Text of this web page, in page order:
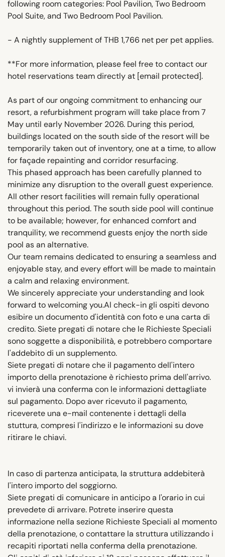
following room categories: Pool Pavilion, Two Bedroom
Pool Suite, and Two Bedroom Pool Pavilion.
- A nightly supplement of THB 1,766 net per pet applies.
**For more information, please feel free to contact our
hotel reservations team directly at [email protected].
As part of our ongoing commitment to enhancing our
resort, a refurbishment program will take place from 7
May until early November 2026. During this period,
buildings located on the south side of the resort will be
temporarily taken out of inventory, one at a time, to allow
for façade repainting and corridor resurfacing.
This phased approach has been carefully planned to
minimize any disruption to the overall guest experience.
All other resort facilities will remain fully operational
throughout this period. The south side pool will continue
to be available; however, for enhanced comfort and
tranquility, we recommend guests enjoy the north side
pool as an alternative.
Our team remains dedicated to ensuring a seamless and
enjoyable stay, and every effort will be made to maintain
a calm and relaxing environment.
We sincerely appreciate your understanding and look
forward to welcoming you.Al check-in gli ospiti devono
esibire un documento d'identità con foto e una carta di
credito. Siete pregati di notare che le Richieste Speciali
sono soggette a disponibilità, e potrebbero comportare
l'addebito di un supplemento.
Siete pregati di notare che il pagamento dell'intero
importo della prenotazione è richiesto prima dell'arrivo.
vi invierà una conferma con le informazioni dettagliate
sul pagamento. Dopo aver ricevuto il pagamento,
riceverete una e-mail contenente i dettagli della
stuttura, compresi l'indirizzo e le informazioni su dove
ritirare le chiavi.
In caso di partenza anticipata, la struttura addebiterà
l'intero importo del soggiorno.
Siete pregati di comunicare in anticipo a l'orario in cui
prevedete di arrivare. Potrete inserire questa
informazione nella sezione Richieste Speciali al momento
della prenotazione, o contattare la struttura utilizzando i
recapiti riportati nella conferma della prenotazione.